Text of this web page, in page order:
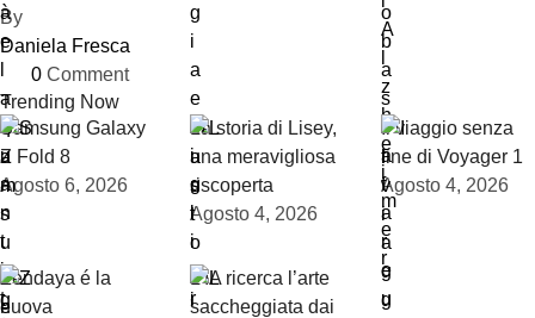
By
Daniela Fresca
0 Comment
Trending Now
Samsung Galaxy
Z Fold 8
Agosto 6, 2026
La storia di Lisey,
una meravigliosa
riscoperta
Agosto 4, 2026
Il viaggio senza
fine di Voyager 1
Agosto 4, 2026
Zendaya é la
nuova
L’IA ricerca l’arte
saccheggiata dai